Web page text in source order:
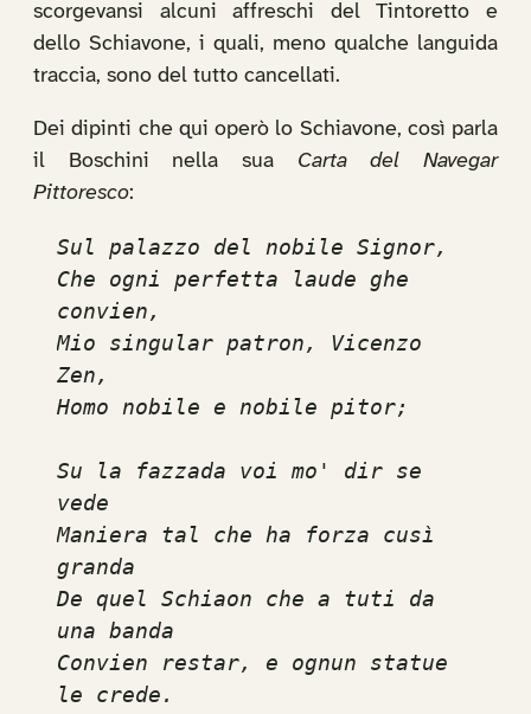
scorgevansi alcuni affreschi del Tintoretto e
dello Schiavone, i quali, meno qualche languida
traccia, sono del tutto cancellati.
Dei dipinti che qui operò lo Schiavone, così parla
il Boschini nella sua Carta del Navegar
Pittoresco:
Sul palazzo del nobile Signor,
Che ogni perfetta laude ghe
convien,
Mio singular patron, Vicenzo
Zen,
Homo nobile e nobile pitor;
Su la fazzada voi mo' dir se
vede
Maniera tal che ha forza cusì
granda
De quel Schiaon che a tuti da
una banda
Convien restar, e ognun statue
le crede.